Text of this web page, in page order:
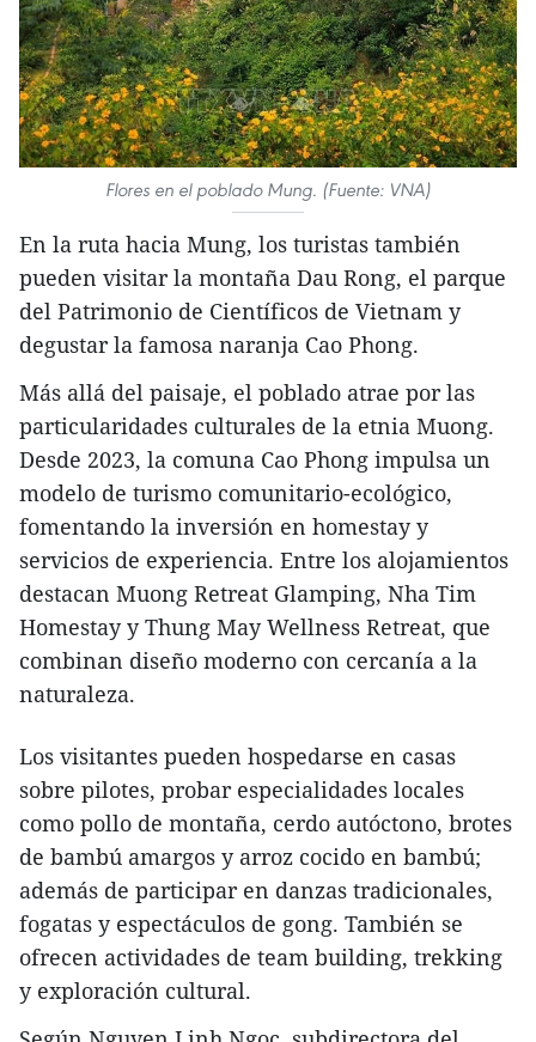
Flores en el poblado Mung. (Fuente: VNA)
En la ruta hacia Mung, los turistas también
pueden visitar la montaña Dau Rong, el parque
del Patrimonio de Científicos de Vietnam y
degustar la famosa naranja Cao Phong.
Más allá del paisaje, el poblado atrae por las
particularidades culturales de la etnia Muong.
Desde 2023, la comuna Cao Phong impulsa un
modelo de turismo comunitario-ecológico,
fomentando la inversión en homestay y
servicios de experiencia. Entre los alojamientos
destacan Muong Retreat Glamping, Nha Tim
Homestay y Thung May Wellness Retreat, que
combinan diseño moderno con cercanía a la
naturaleza.
Los visitantes pueden hospedarse en casas
sobre pilotes, probar especialidades locales
como pollo de montaña, cerdo autóctono, brotes
de bambú amargos y arroz cocido en bambú;
además de participar en danzas tradicionales,
fogatas y espectáculos de gong. También se
ofrecen actividades de team building, trekking
y exploración cultural.